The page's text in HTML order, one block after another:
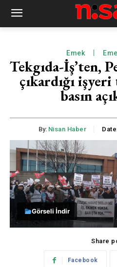
Emek
Tekgıda-İş’ten,
çıkardığı
basın
By: Nisan Haber
Görseli İndir
Share
Facebook